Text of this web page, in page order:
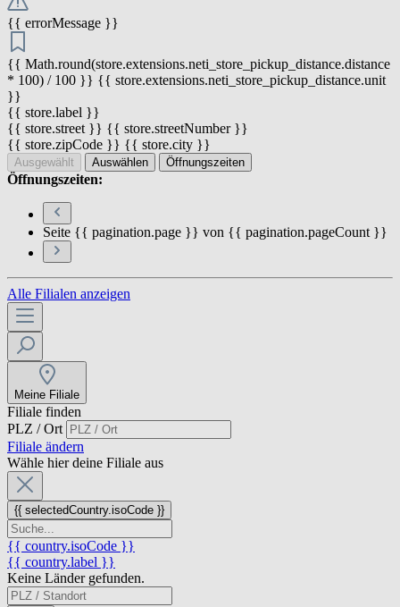
{{ errorMessage }}
{{ Math.round(store.extensions.neti_store_pickup_distance.distance
* 100) / 100 }} {{ store.extensions.neti_store_pickup_distance.unit
}}
{{ store.label }}
{{ store.street }} {{ store.streetNumber }}
{{ store.zipCode }} {{ store.city }}
Ausgewählt Auswählen Öffnungszeiten
Öffnungszeiten:
Seite {{ pagination.page }} von {{ pagination.pageCount }}
Alle Filialen anzeigen
Meine Filiale
Filiale finden
PLZ / Ort
Filiale ändern
Wähle hier deine Filiale aus
{{ selectedCountry.isoCode }}
{{ country.isoCode }}
{{ country.label }}
Keine Länder gefunden.